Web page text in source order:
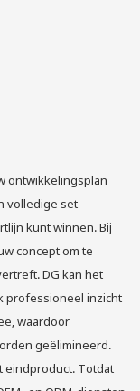
ontwikkelingsplan
volledige set
kunt winnen. Bij
concept om te
DG kan het
professioneel inzicht
waardoor
geëlimineerd.
eindproduct. Totdat